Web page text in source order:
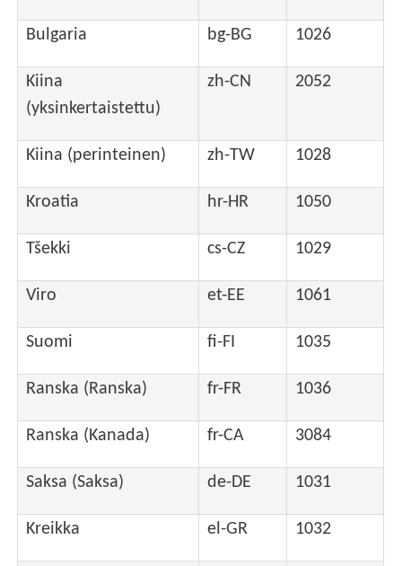
Bulgaria bg-BG 1026
Kiina
(yksinkertaistettu)
zh-CN 2052
Kiina (perinteinen) zh-TW 1028
Kroatia hr-HR 1050
Tšekki cs-CZ 1029
Viro et-EE 1061
Suomi fi-FI 1035
Ranska (Ranska) fr-FR 1036
Ranska (Kanada) fr-CA 3084
Saksa (Saksa) de-DE 1031
Kreikka el-GR 1032